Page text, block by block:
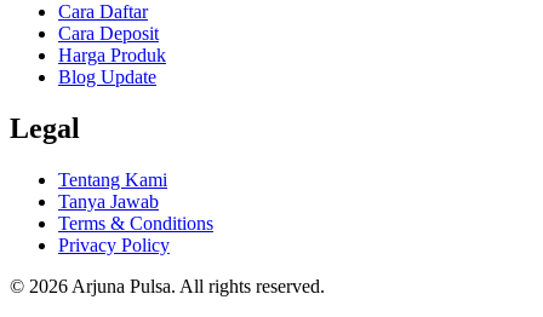
Cara Daftar
Cara Deposit
Harga Produk
Blog Update
Legal
Tentang Kami
Tanya Jawab
Terms & Conditions
Privacy Policy
© 2026 Arjuna Pulsa. All rights reserved.